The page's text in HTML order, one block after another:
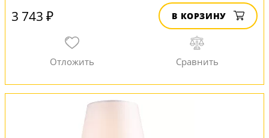
3 743 ₽ В КОРЗИНУ